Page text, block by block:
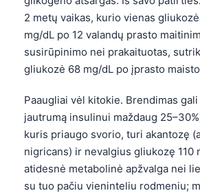
2 metų vaikas, kurio vienas
mg/dL po 12 valandų prasto
susirūpinimo nei prakaituotas,
gliukozė 68 mg/dL po įprasto
Paaugliai vėl kitokie. Brendimas
jautrumą insulinui maždaug
kuris priaugo svorio, turi akantozę
nigricans) ir nevalgius gliukozę 110
atidesnė metabolinė apžvalga nei
su tuo pačiu vieninteliu rodmeniu;